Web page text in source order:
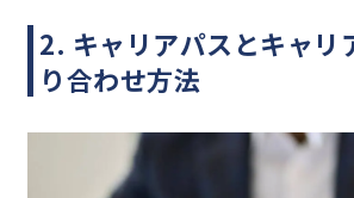
2. キャリアパスとキャリ
り合わせ方法